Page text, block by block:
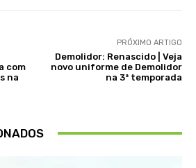
com
na
PRÓXIMO ARTIGO
Demolidor: Renascido | Veja
novo uniforme de Demolidor
na 3ª temporada